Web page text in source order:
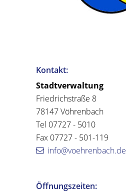
Kontakt:
Stadtverwaltung
Friedrichstraße 8
78147 Vöhrenbach
Tel 07727 - 5010
Fax 07727 - 501-119
info@voehrenbach.de
Öffnungszeiten: